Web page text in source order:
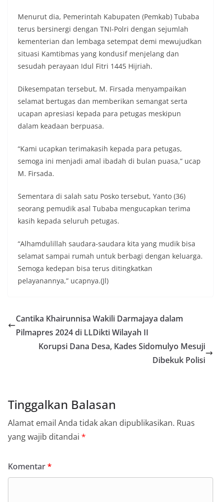
Menurut dia, Pemerintah Kabupaten (Pemkab) Tubaba
terus bersinergi dengan TNI-Polri dengan sejumlah
kementerian dan lembaga setempat demi mewujudkan
situasi Kamtibmas yang kondusif menjelang dan
sesudah perayaan Idul Fitri 1445 Hijriah.
Dikesempatan tersebut, M. Firsada menyampaikan
selamat bertugas dan memberikan semangat serta
ucapan apresiasi kepada para petugas meskipun
dalam keadaan berpuasa.
“Kami ucapkan terimakasih kepada para petugas,
semoga ini menjadi amal ibadah di bulan puasa,” ucap
M. Firsada.
Sementara di salah satu Posko tersebut, Yanto (36)
seorang pemudik asal Tubaba mengucapkan terima
kasih kepada seluruh petugas.
“Alhamdulillah saudara-saudara kita yang mudik bisa
selamat sampai rumah untuk berbagi dengan keluarga.
Semoga kedepan bisa terus ditingkatkan
pelayanannya,” ucapnya.(Jl)
Cantika Khairunnisa Wakili Darmajaya dalam
Pilmapres 2024 di LLDikti Wilayah II
Korupsi Dana Desa, Kades Sidomulyo Mesuji
Dibekuk Polisi
Tinggalkan Balasan
Alamat email Anda tidak akan dipublikasikan. Ruas
yang wajib ditandai *
Komentar*